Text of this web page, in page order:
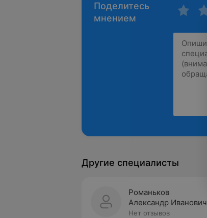
Поделитесь
мнением
Другие специалисты
Романьков
Александр Иванович
Нет отзывов